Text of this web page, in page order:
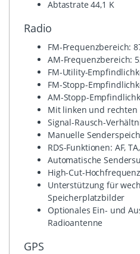
Abtastrate 44,1 K
Radio
FM-Frequenzbereich:
AM-Frequenzbereich:
FM-Utility-
FM-Stopp-
AM-Stopp-
Mit linken und rechten
Signal-Rausch-
Manuelle
RDS-Funktionen: AF,
Automatische
High-Cut-
Unterstützung für
Speicherplatzbilder
Optionales Ein- und
Radioantenne
GPS